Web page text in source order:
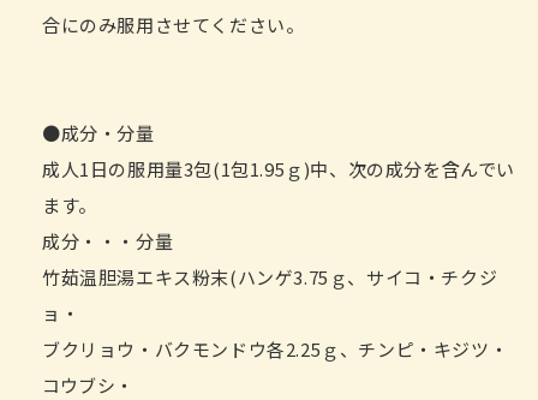
合にのみ服用させてください。
●成分・分量
成人1日の服用量3包(1包1.95ｇ)中、次の成分を含んでい
ます。
成分・・・分量
竹茹温胆湯エキス粉末(ハンゲ3.75ｇ、サイコ・チクジ
ョ・
ブクリョウ・バクモンドウ各2.25ｇ、チンピ・キジツ・
コウブシ・